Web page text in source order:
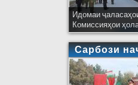
Идомаи
Комиссияҳои
Сарбози